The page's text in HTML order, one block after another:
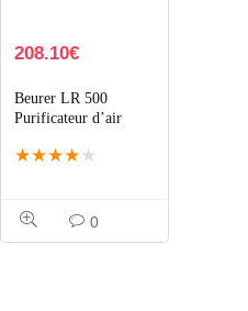
208.10€
Beurer LR 500
Purificateur d’air
106m², anti-bactéries
★★★★ ★
0